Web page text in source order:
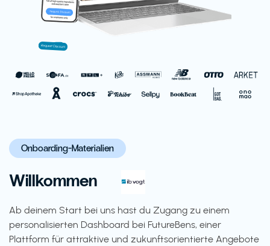
Onboarding-Materialien
Willkommen
Ab deinem Start bei uns hast du Zugang zu einem
personalisierten Dashboard bei FutureBens, einer
Plattform für attraktive und zukunftsorientierte Angebote